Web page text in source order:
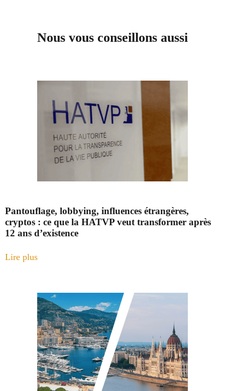
Nous vous conseillons aussi
Pantouflage, lobbying, influences étrangères,
cryptos : ce que la HATVP veut transformer après
12 ans d’existence
Lire plus